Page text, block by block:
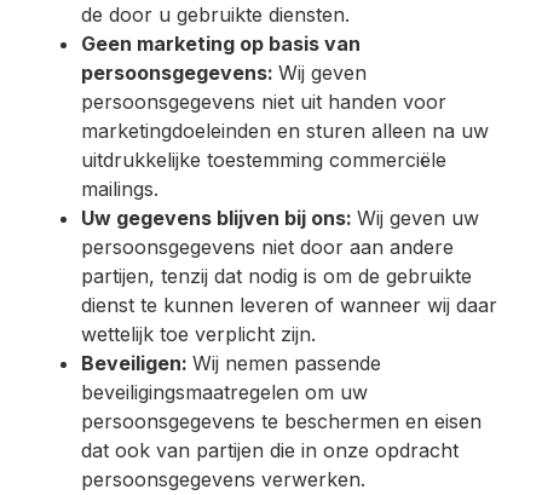
de door u gebruikte diensten.
Geen marketing op basis van
persoonsgegevens: Wij geven
persoonsgegevens niet uit handen voor
marketingdoeleinden en sturen alleen na uw
uitdrukkelijke toestemming commerciële
mailings.
Uw gegevens blijven bij ons: Wij geven uw
persoonsgegevens niet door aan andere
partijen, tenzij dat nodig is om de gebruikte
dienst te kunnen leveren of wanneer wij daar
wettelijk toe verplicht zijn.
Beveiligen: Wij nemen passende
beveiligingsmaatregelen om uw
persoonsgegevens te beschermen en eisen
dat ook van partijen die in onze opdracht
persoonsgegevens verwerken.